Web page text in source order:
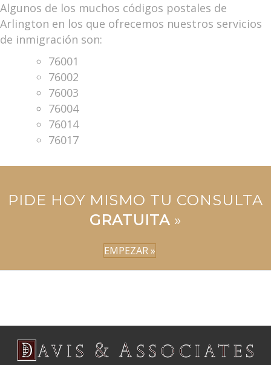
Algunos de los muchos códigos postales de
Arlington en los que ofrecemos nuestros servicios
de inmigración son:
76001
76002
76003
76004
76014
76017
PIDE HOY MISMO TU CONSULTA
GRATUITA»
EMPEZAR »